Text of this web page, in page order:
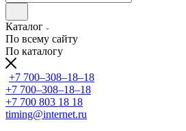
Каталог
По всему сайту
По каталогу
+7 700‒308‒18‒18
+7 700‒308‒18‒18
+7 700 803 18 18
timing@internet.ru